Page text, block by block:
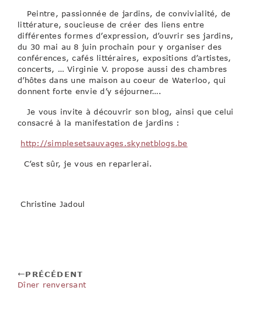
Peintre, passionnée de jardins, de convivialité, de
littérature, soucieuse de créer des liens entre
différentes formes d’expression, d’ouvrir ses jardins,
du 30 mai au 8 juin prochain pour y organiser des
conférences, cafés littéraires, expositions d’artistes,
concerts, … Virginie V. propose aussi des chambres
d’hôtes dans une maison au coeur de Waterloo, qui
donnent forte envie d’y séjourner….
Je vous invite à découvrir son blog, ainsi que celui
consacré à la manifestation de jardins :
http://simplesetsauvages.skynetblogs.be
C’est sûr, je vous en reparlerai.
Christine Jadoul
PRÉCÉDENT
Dîner renversant